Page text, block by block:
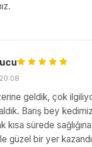
geldik, çok
Barış bey
kısa sürede
güzel bir yer